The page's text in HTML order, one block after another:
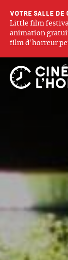
Votre salle de
Little film
animation
film d'horreur